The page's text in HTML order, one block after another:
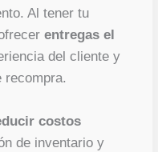
Al tener tu
entregas el
del cliente y
recompra.
costos
de inventario y